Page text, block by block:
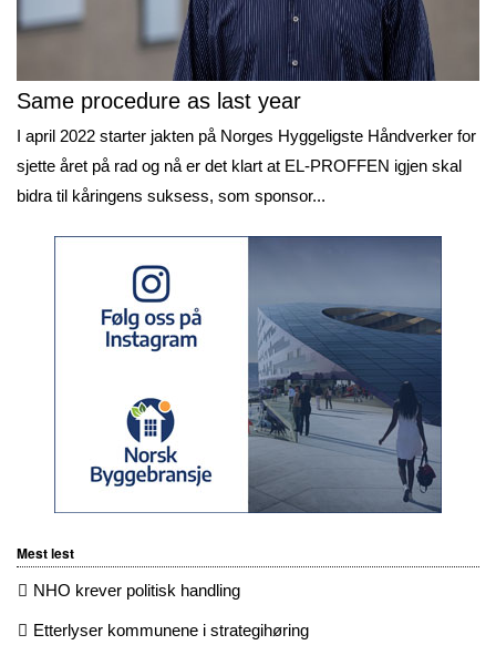
Same procedure as last year
I april 2022 starter jakten på Norges Hyggeligste Håndverker for
sjette året på rad og nå er det klart at EL-PROFFEN igjen skal
bidra til kåringens suksess, som sponsor...
Mest lest
NHO krever politisk handling
Etterlyser kommunene i strategihøring